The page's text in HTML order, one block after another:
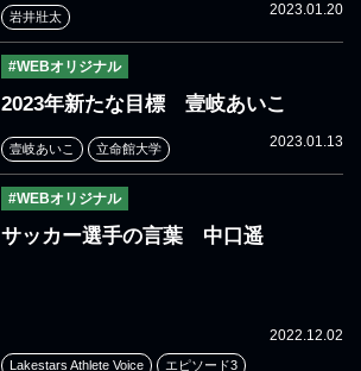
2023.01.20
岩井壯太
#WEBオリジナル
2023年新たな目標 壹岐あいこ
2023.01.13
壹岐あいこ 立命館大学
#WEBオリジナル
サッカー選手の言葉 中口遥
2022.12.02
Lakestars Athlete Voice エピソード3